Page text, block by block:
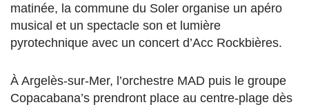
matinée, la commune du Soler organise un apéro
musical et un spectacle son et lumière
pyrotechnique avec un concert d’Acc Rockbières.
À Argelès-sur-Mer, l’orchestre MAD puis le groupe
Copacabana’s prendront place au centre-plage dès